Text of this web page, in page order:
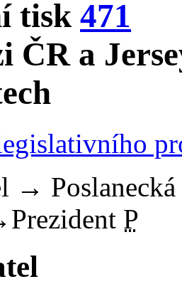
tisk 471
ČR a
→
Prezident P